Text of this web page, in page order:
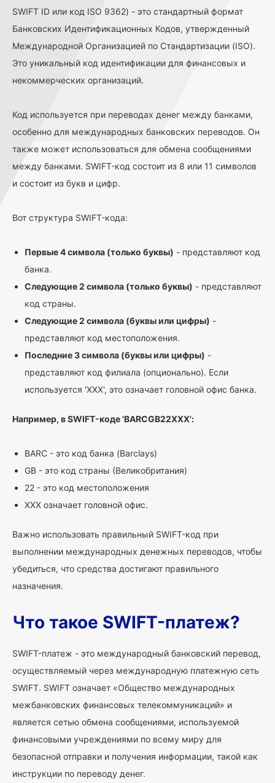
SWIFT ID или код ISO 9362) - это стандартный формат
Банковских Идентификационных Кодов, утвержденный
Международной Организацией по Стандартизации (ISO).
Это уникальный код идентификации для финансовых и
некоммерческих организаций.
Код используется при переводах денег между банками,
особенно для международных банковских переводов. Он
также может использоваться для обмена сообщениями
между банками. SWIFT-код состоит из 8 или 11 символов
и состоит из букв и цифр.
Вот структура SWIFT-кода:
Первые 4 символа (только буквы) - представляют код
банка.
Следующие 2 символа (только буквы) - представляют
код страны.
Следующие 2 символа (буквы или цифры) -
представляют код местоположения.
Последние 3 символа (буквы или цифры) -
представляют код филиала (опционально). Если
используется 'XXX', это означает головной офис банка.
Например, в SWIFT-коде 'BARCGB22XXX':
BARC - это код банка (Barclays)
GB - это код страны (Великобритания)
22 - это код местоположения
XXX означает головной офис.
Важно использовать правильный SWIFT-код при
выполнении международных денежных переводов, чтобы
убедиться, что средства достигают правильного
назначения.
Что такое SWIFT-платеж?
SWIFT-платеж - это международный банковский перевод,
осуществляемый через международную платежную сеть
SWIFT. SWIFT означает «Общество международных
межбанковских финансовых телекоммуникаций» и
является сетью обмена сообщениями, используемой
финансовыми учреждениями по всему миру для
безопасной отправки и получения информации, такой как
инструкции по переводу денег.